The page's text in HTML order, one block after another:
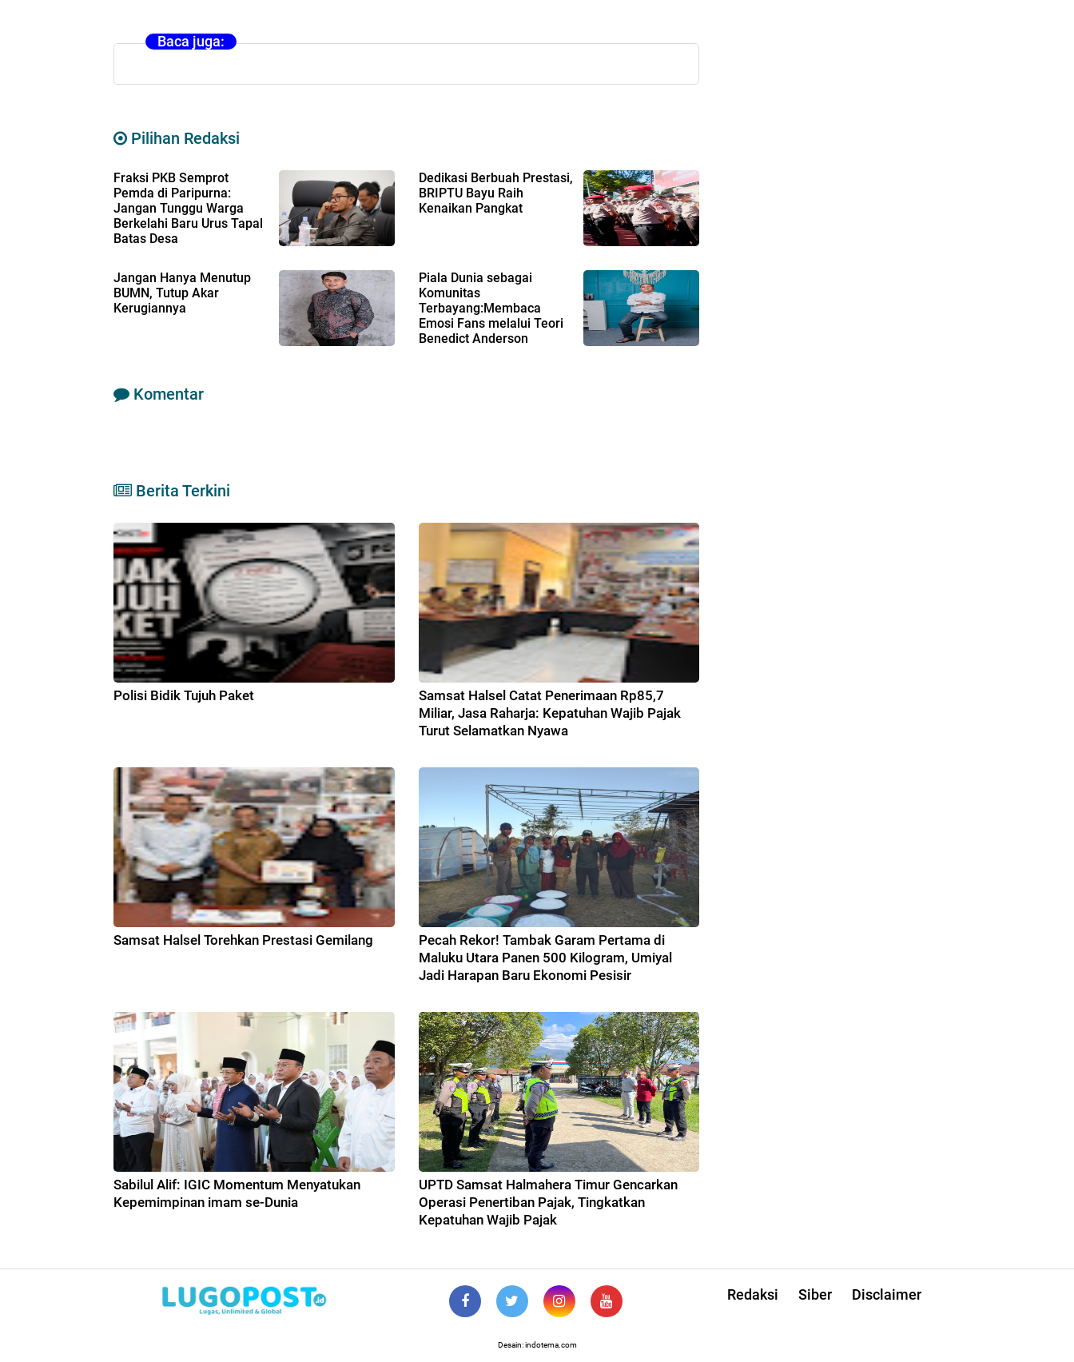
Baca juga:
Pilihan Redaksi
Fraksi PKB Semprot
Pemda di Paripurna:
Jangan Tunggu Warga
Berkelahi Baru Urus Tapal
Batas Desa
Dedikasi Berbuah Prestasi,
BRIPTU Bayu Raih
Kenaikan Pangkat
Jangan Hanya Menutup
BUMN, Tutup Akar
Kerugiannya
Piala Dunia sebagai
Komunitas
Terbayang:Membaca
Emosi Fans melalui Teori
Benedict Anderson
Komentar
Berita Terkini
Polisi Bidik Tujuh Paket
Samsat Halsel Catat Penerimaan Rp85,7
Miliar, Jasa Raharja: Kepatuhan Wajib Pajak
Turut Selamatkan Nyawa
Samsat Halsel Torehkan Prestasi Gemilang
Pecah Rekor! Tambak Garam Pertama di
Maluku Utara Panen 500 Kilogram, Umiyal
Jadi Harapan Baru Ekonomi Pesisir
Sabilul Alif: IGIC Momentum Menyatukan
Kepemimpinan imam se-Dunia
UPTD Samsat Halmahera Timur Gencarkan
Operasi Penertiban Pajak, Tingkatkan
Kepatuhan Wajib Pajak
Redaksi Siber Disclaimer
Desain: indotema.com